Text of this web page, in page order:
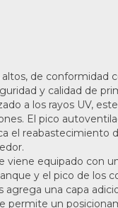
de conformidad
y calidad de
a los rayos UV,
El pico
el
equipado con
y el pico de los
agrega una capa
permite un